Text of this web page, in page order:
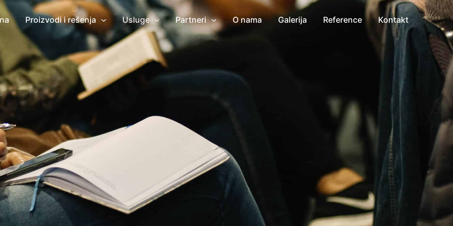
Proizvodi i rešenja Usluge Partneri O nama Galerija Reference Kontakt